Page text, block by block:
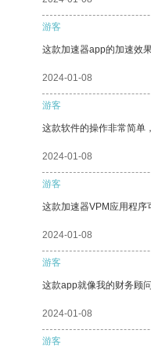
游客
这款加速器app的加速效
2024-01-08
游客
这款软件的操作非常简单
2024-01-08
游客
这款加速器VPM应用程序
2024-01-08
游客
这款app就像我的财务顾
2024-01-08
游客